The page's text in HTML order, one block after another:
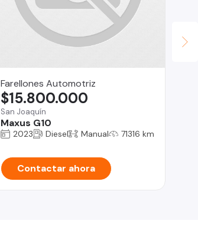
Farellones Automotriz
San Joaquín
Maxus G10
$15.800.000
2023 Diesel Manual 71316 km
Contactar ahora